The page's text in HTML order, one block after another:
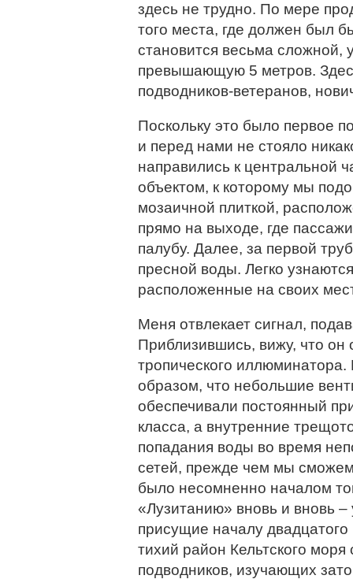
здесь не трудно. По мере
того места, где должен был
становится весьма сложной,
превышающую 5 метров.
подводников-ветеранов,
Поскольку это было первое
и перед нами не стояло
направились к центральной
объектом, к которому мы
мозаичной плиткой,
прямо на выходе, где
палубу. Далее, за первой
пресной воды. Легко
расположенные на своих
Меня отвлекает сигнал,
Приблизившись, вижу, что он
тропического
образом, что небольшие
обеспечивали постоянный
класса, а внутренние
попадания воды во время
сетей, прежде чем мы сможем
было несомненно началом
«Лузитанию» вновь и вновь
присущие началу
тихий район Кельтского
подводников, изучающих